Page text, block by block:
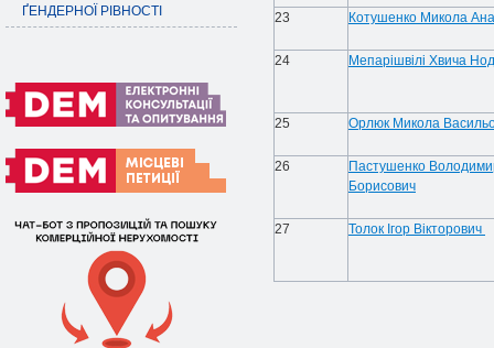
ҐЕНДЕРНОЇ РІВНОСТІ
23 Котушенко Микола
24 Мепарішвілі Хвича
25 Орлюк Микола
26 Пастушенко
Борисович
27 Толок Ігор Вікторович